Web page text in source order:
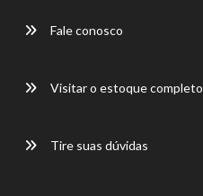
Fale conosco
Visitar o estoque completo
Tire suas dúvidas